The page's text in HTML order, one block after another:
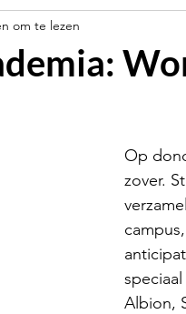
om te lezen
Op
zover.
Albion,